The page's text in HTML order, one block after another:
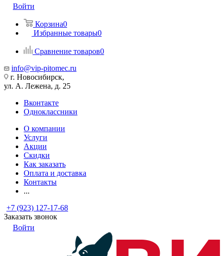
Войти
Корзина0
Избранные товары0
Сравнение товаров0
info@vip-pitomec.ru
г. Новосибирск,
ул. А. Лежена, д. 25
Вконтакте
Одноклассники
О компании
Услуги
Акции
Скидки
Как заказать
Оплата и доставка
Контакты
...
+7 (923) 127-17-68
Заказать звонок
Войти